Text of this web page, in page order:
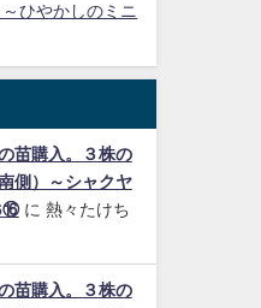
ひやかしのミニ
苗購入。３株の
側）～シャクヤ
に 熱々たけち
苗購入。３株の